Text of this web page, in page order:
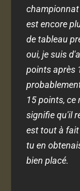
championnat
est encore
de tableau
oui, je suis
points après
15 points, ce
signifie qu'il
est tout à
tu en
bien placé.